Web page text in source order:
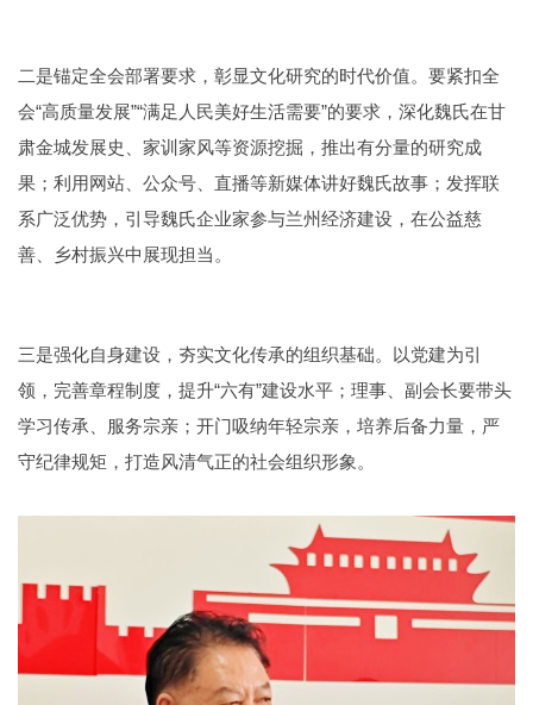
二是锚定全会部署要求，彰显文化研究的时代价值。要紧扣全
会“高质量发展”“满足人民美好生活需要”的要求，深化魏氏在甘
肃金城发展史、家训家风等资源挖掘，推出有分量的研究成
果；利用网站、公众号、直播等新媒体讲好魏氏故事；发挥联
系广泛优势，引导魏氏企业家参与兰州经济建设，在公益慈
善、乡村振兴中展现担当。
三是强化自身建设，夯实文化传承的组织基础。以党建为引
领，完善章程制度，提升“六有”建设水平；理事、副会长要带头
学习传承、服务宗亲；开门吸纳年轻宗亲，培养后备力量，严
守纪律规矩，打造风清气正的社会组织形象。